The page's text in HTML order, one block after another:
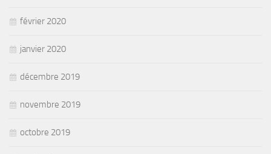
février 2020
janvier 2020
décembre 2019
novembre 2019
octobre 2019